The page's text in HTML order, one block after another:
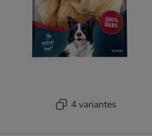
4 variantes